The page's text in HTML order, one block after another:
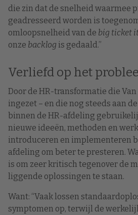
die zin dat de snelheid waarmee
geadresseerd worden is
omloopsnelheid van de big ticket
onze backlog is gedaald.”
Verliefd op het
Door de HR-transformatie die
ingezet – en die nog steeds aan
binnen de HR-afdeling
nieuwe ideeën, methoden en
introduceren en implementeren
afdeling om beter te presteren.
is om zeer kritisch tegenover de
liggende oplossingen te staan.
Want: “Vaak lossen
symptomen op, terwijl de